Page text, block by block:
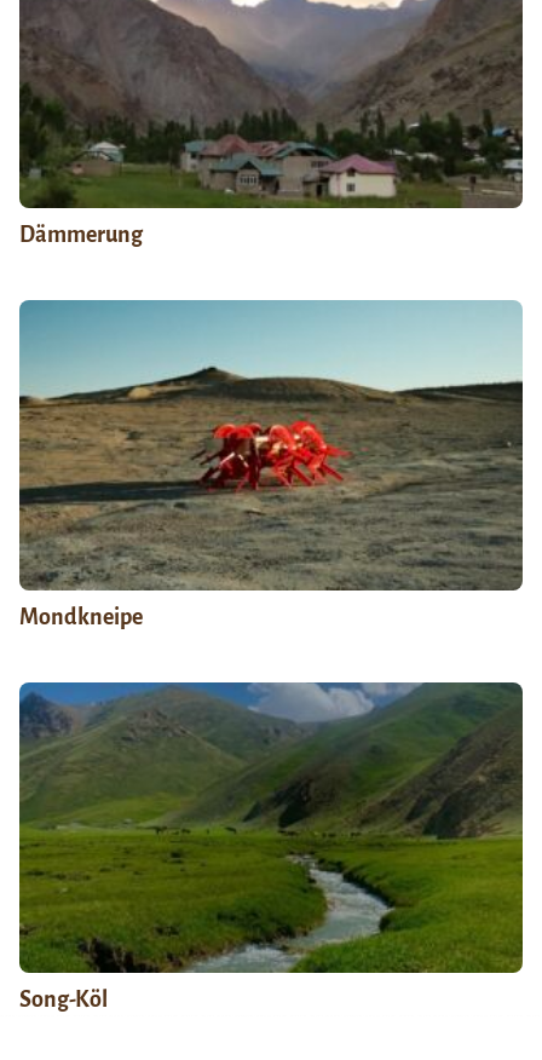
Dämmerung
Mondkneipe
Song-Köl